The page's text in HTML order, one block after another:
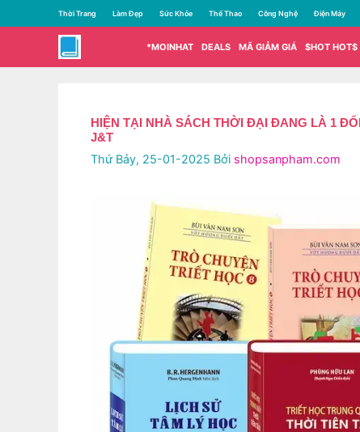
đến
dung
Thời Trang Làm Đẹp Sức Khỏe Thể Thao Công Nghệ Điện Máy
*MOINHAT DEALS MÃ GIẢM GIÁ $HOT HOT$
HIỆN TẠI NHÀ SÁCH THỜI ĐẠI ĐANG LÀ 1
J&T
Thứ Bảy, 25-01-2025 Bởi shopsanpham.com